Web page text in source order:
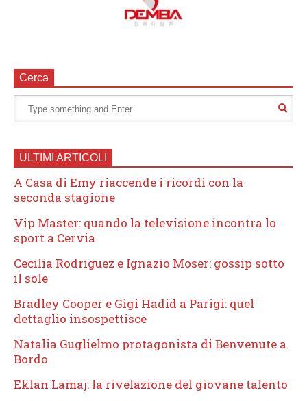
Cerca
ULTIMI ARTICOLI
A Casa di Emy riaccende i ricordi con la
seconda stagione
Vip Master: quando la televisione incontra lo
sport a Cervia
Cecilia Rodriguez e Ignazio Moser: gossip sotto
il sole
Bradley Cooper e Gigi Hadid a Parigi: quel
dettaglio insospettisce
Natalia Guglielmo protagonista di Benvenute a
Bordo
Eklan Lamaj: la rivelazione del giovane talento